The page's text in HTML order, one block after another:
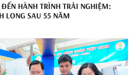
HÀNH TRÌNH TRẢI NGHIỆM:
LONG SAU 55 NĂM